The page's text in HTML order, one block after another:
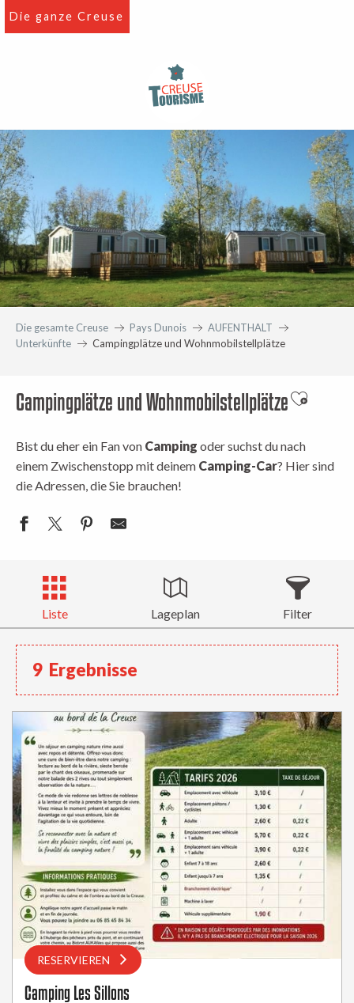
Aller
Die ganze Creuse
Die gesamte Creuse Pays Dunois
AUFENTHALT
Unterkünfte
Campingplätze und Wohnmobilstellplätze
Campingplätze und WohnmobilstellplätzeAjouter
Bist du eher ein Fan von Camping oder suchst du nach
einem Zwischenstopp mit deinem Camping-Car? Hier sind
die Adressen, die Sie brauchen!
Liste Lageplan Filter
9 Ergebnisse
RESERVIEREN
Camping Les Sillons